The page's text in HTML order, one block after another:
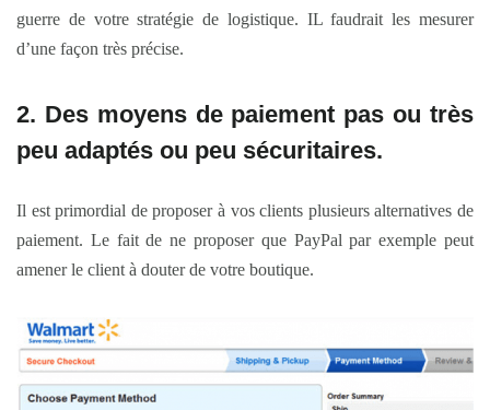
guerre de votre stratégie de logistique. IL faudrait les mesurer
d’une façon très précise.
2. Des moyens de paiement pas ou très
peu adaptés ou peu sécuritaires.
Il est primordial de proposer à vos clients plusieurs alternatives de
paiement. Le fait de ne proposer que PayPal par exemple peut
amener le client à douter de votre boutique.